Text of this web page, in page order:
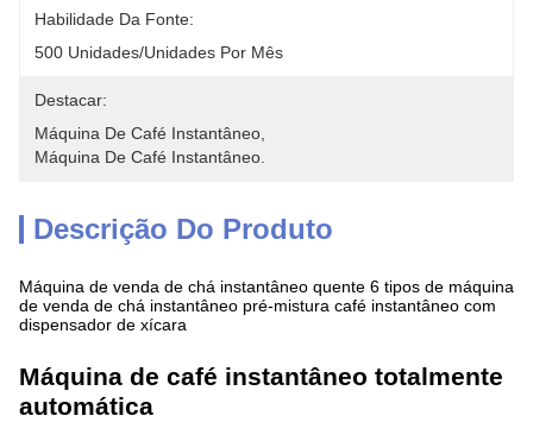
Habilidade Da Fonte:
500 Unidades/unidades Por Mês
Destacar:
Máquina De Café Instantâneo
Máquina De Café Instantâneo.
Descrição Do Produto
Máquina de venda de chá instantâneo quente 6 tipos de máquina
de venda de chá instantâneo pré-mistura café instantâneo com
dispensador de xícara
Máquina de café instantâneo totalmente
automática